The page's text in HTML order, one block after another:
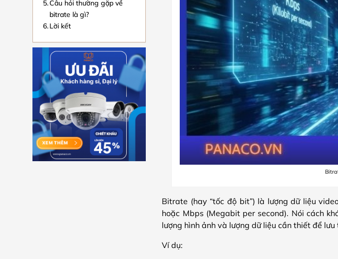
Câu hỏi thường gặp về
bitrate là gì?
Lời kết
Bitrate (hay “tốc độ bit”) là lượng dữ liệu
hoặc Mbps (Megabit per second). Nói cách
lượng hình ảnh và lượng dữ liệu cần thiết để
Ví dụ: